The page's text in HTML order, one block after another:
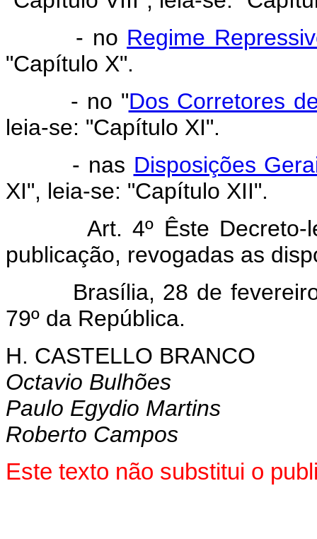
- no Regime
"Capítulo X".
- no "Dos Corretores
leia-se: "Capítulo XI".
- nas Disposições
XI", leia-se: "Capítulo XII".
Art. 4º Êste Decreto-lei
publicação, revogadas as
Brasília, 28 de fevereiro
79º da República.
H. CASTELLO BRANCO
Octavio Bulhões
Paulo Egydio Martins
Roberto Campos
Este texto não substitui o